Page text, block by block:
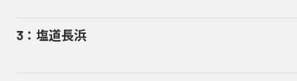
3 ： 塩道長浜